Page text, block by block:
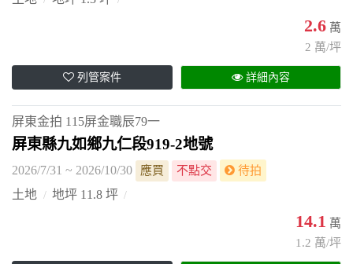
2.6 萬
2 萬/坪
列管案件 詳細內容
屏東金拍 115屏金職辰79一
屏東縣九如鄉九仁段919-2地號
2026/7/31 ~ 2026/10/30 應買 不點交 待拍
土地 地坪 11.8 坪
14.1 萬
1.2 萬/坪